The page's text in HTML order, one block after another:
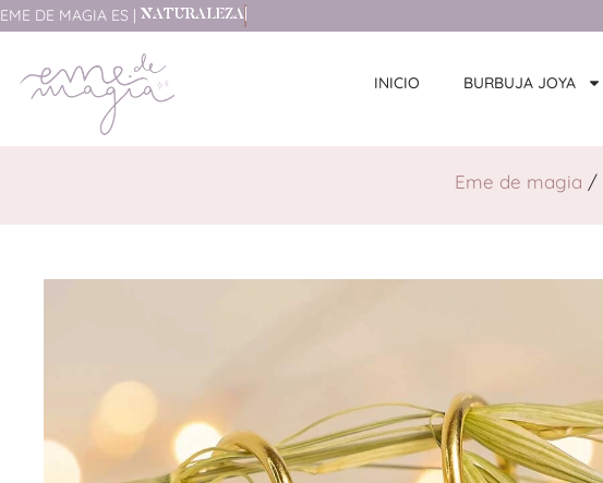
EME DE MAGIA ES | NATURALEZA
INICIO BURBUJA JOYA
Eme de magia /